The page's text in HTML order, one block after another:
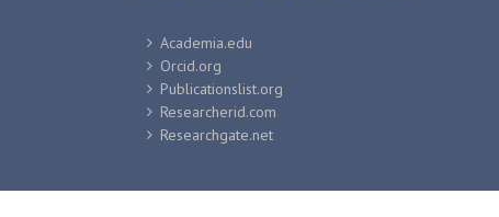
Academia.edu
Orcid.org
Publicationslist.org
Researcherid.com
Researchgate.net